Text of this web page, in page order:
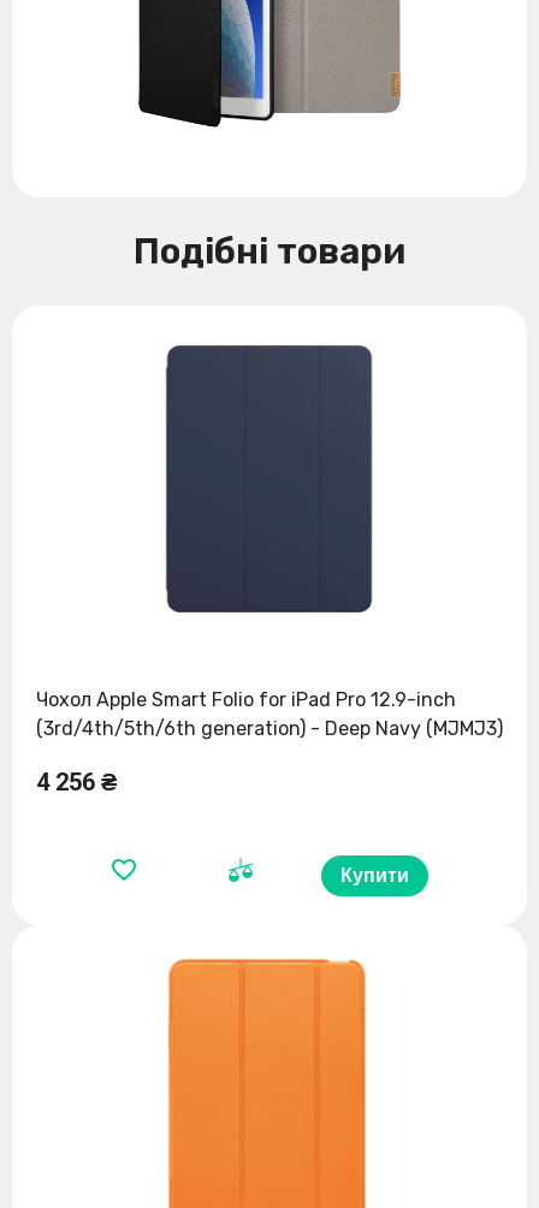
Подібні товари
Чохол Apple Smart Folio for iPad Pro 12.9-inch
(3rd/4th/5th/6th generation) - Deep Navy (MJMJ3)
4 256 ₴
Купити